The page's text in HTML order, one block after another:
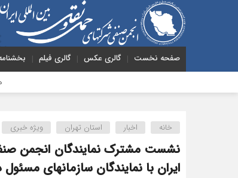
صفحه نخست گالری عکس گالری فیلم
هشدار به دولت
خانه اخبار استان تهران ویژه خبری
نشست مشترک نمایندگان انجمن
ایران با نمایندگان سازمانهای مسئول